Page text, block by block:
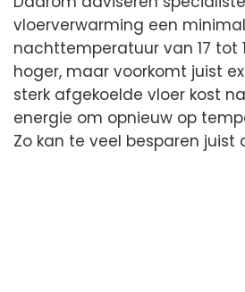
vloerverwarming een
nachttemperatuur van 17 tot
hoger, maar voorkomt juist
sterk afgekoelde vloer kost
energie om opnieuw op
Zo kan te veel besparen juist